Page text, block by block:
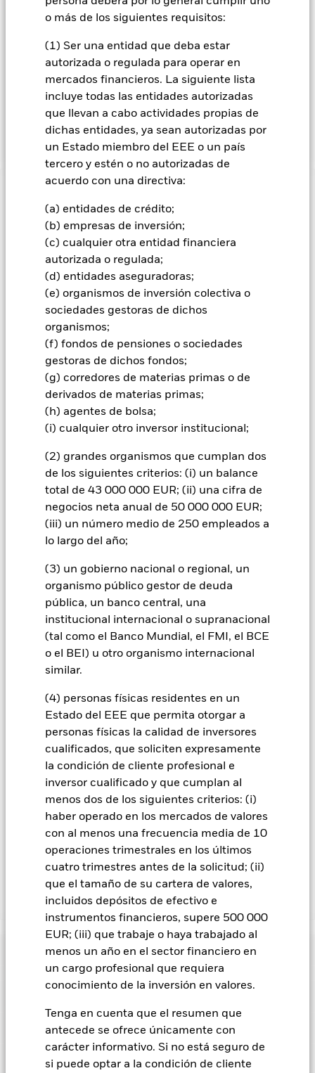
o más de los siguientes requisitos:
(1) Ser una entidad que deba estar
autorizada o regulada para operar en
mercados financieros. La siguiente lista
incluye todas las entidades autorizadas
que llevan a cabo actividades propias de
dichas entidades, ya sean autorizadas por
un Estado miembro del EEE o un país
tercero y estén o no autorizadas de
acuerdo con una directiva:
(a) entidades de crédito;
(b) empresas de inversión;
(c) cualquier otra entidad financiera
autorizada o regulada;
(d) entidades aseguradoras;
(e) organismos de inversión colectiva o
sociedades gestoras de dichos
organismos;
(f) fondos de pensiones o sociedades
gestoras de dichos fondos;
(g) corredores de materias primas o de
derivados de materias primas;
(h) agentes de bolsa;
(i) cualquier otro inversor institucional;
(2) grandes organismos que cumplan dos
de los siguientes criterios: (i) un balance
total de 43 000 000 EUR; (ii) una cifra de
negocios neta anual de 50 000 000 EUR;
(iii) un número medio de 250 empleados a
lo largo del año;
(3) un gobierno nacional o regional, un
organismo público gestor de deuda
pública, un banco central, una
institucional internacional o supranacional
(tal como el Banco Mundial, el FMI, el BCE
o el BEI) u otro organismo internacional
similar.
(4) personas físicas residentes en un
Estado del EEE que permita otorgar a
personas físicas la calidad de inversores
cualificados, que soliciten expresamente
la condición de cliente profesional e
inversor cualificado y que cumplan al
menos dos de los siguientes criterios: (i)
haber operado en los mercados de valores
con al menos una frecuencia media de 10
operaciones trimestrales en los últimos
cuatro trimestres antes de la solicitud; (ii)
que el tamaño de su cartera de valores,
incluidos depósitos de efectivo e
instrumentos financieros, supere 500 000
EUR; (iii) que trabaje o haya trabajado al
menos un año en el sector financiero en
un cargo profesional que requiera
conocimiento de la inversión en valores.
Tenga en cuenta que el resumen que
antecede se ofrece únicamente con
carácter informativo. Si no está seguro de
si puede optar a la condición de cliente
El Fondo Asian Tiger Bond busca maximizar los beneficios
activos globales en los valores transferibles de renta fija de
emisores domiciliados en, o que ejercen la parte
"Tigre Asiático". El Fondo puede invertir en todo el espectro
existente de valores, incluidos aquellos sin calificación
crediticia. La exposición del Fondo al tipo de cambio se
gestiona de forma flexible.
de las inversiones y los ingresos derivados de ellas pueden
subir o bajar, y no están garantizados. Es posible que los
inversores no recuperen la cantidad invertida originalmente.
Los mercados emergentes suelen ser más sensibles a las
condiciones económicas y políticas que los mercados
desarrollados. Entre otros factores se encuentra un mayor
transmisión de activos, fallos/retrasos en la entrega de
valores o pagos debidos al Fondo, y también riesgos
relacionados con la sostenibilidad. Riesgo de divisas: El
Fondo invierte en otras divisas. En consecuencia, las
fluctuaciones en los tipos de cambio afectarán al valor de la
interés y/o los impagos de los emisores tendrán un impacto
significativo en la rentabilidad de los títulos de renta fija. Las
rebajas de la calificación de solvencia potenciales o reales
ser muy sensibles a las variaciones del valor del activo en que
se basan y pueden aumentar el volumen de las pérdidas y
ganancias, lo que se traduciría mayores oscilaciones en el
cuando los derivados se utilizan de una forma generalizada o
compleja.
Todas las clases de acciones con cobertura de divisas de este
uso de derivados para una clase de acciones podría conllevar
un posible riesgo de contagio (también denominado «spill-
over») a otras clases de acciones del fondo. La sociedad
gestora del fondo se asegurará de que se dispone de los
procedimientos adecuados para minimizar el riesgo de
que figura justo debajo del nombre del fondo, podrá ver un
listado de todas las clases de acciones del fondo: las clases de
palabra «Hedged» en su nombre. Además, el listado
completo de todas las clases de acciones con cobertura de
divisas está disponible mediante solicitud a la sociedad
gestora del fondo.
En la medida en que el Fondo opere en préstamos de valores
para reducir los gastos, el propio Fondo percibirá el 62,5% de
los ingresos asociadas que se generen, y el 37,5% restante se
recibirá por BlackRock en calidad de agente de préstamo de
valores. Debido a que el reparto de los ingresos por préstamos
de valores no incrementa los costes de funcionamiento del
Fondo, esto ha quedado excluido de los gastos corrientes.
BGF Asian Tiger Bond Fund
Rentabilidad
Gráfico de rendimiento
Ver gráfico completo
impagos de los emisores tendrán un impacto significativo en
calificación de solvencia potenciales o reales pueden
incrementar el nivel de riesgo.
Los mercados emergentes
políticas que los mercados desarrollados. Entre otros factores
a 07 ago 2026
Características del Fondo
Número de posiciones
Indicador de riesgo